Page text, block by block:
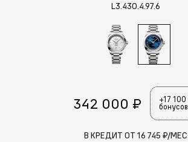
L3.430.4.97.6
342 000 ₽
+17 100
бонусов
В КРЕДИТ ОТ 16 745 ₽/МЕС